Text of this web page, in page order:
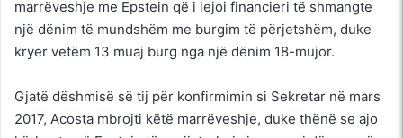
marrëveshje me Epstein që i lejoi financieri të shmangte
një dënim të mundshëm me burgim të përjetshëm, duke
kryer vetëm 13 muaj burg nga një dënim 18-mujor.
Gjatë dëshmisë së tij për konfirmimin si Sekretar në mars
2017, Acosta mbrojti këtë marrëveshje, duke thënë se ajo